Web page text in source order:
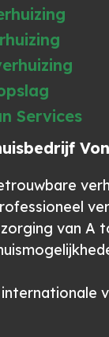
Services
van A